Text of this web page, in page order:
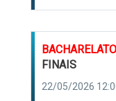
BACHARELATO
FINAIS
22/05/2026